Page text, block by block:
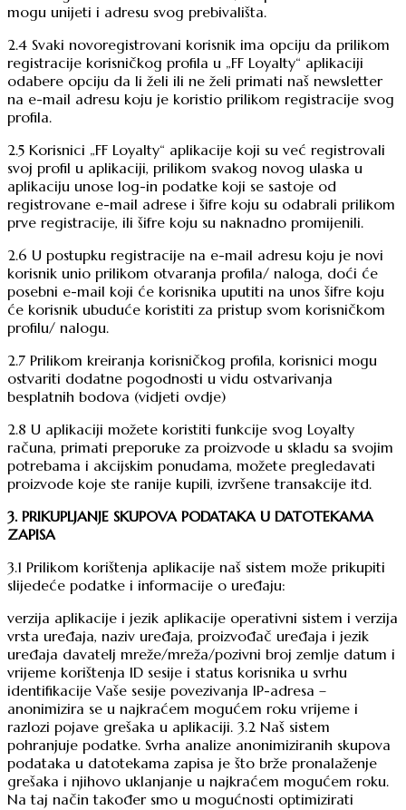
mogu unijeti i adresu svog prebivališta.
2.4 Svaki novoregistrovani korisnik ima opciju da prilikom
registracije korisničkog profila u „FF Loyalty“ aplikaciji
odabere opciju da li želi ili ne želi primati naš newsletter
na e-mail adresu koju je koristio prilikom registracije svog
profila.
2.5 Korisnici „FF Loyalty“ aplikacije koji su već registrovali
svoj profil u aplikaciji, prilikom svakog novog ulaska u
aplikaciju unose log-in podatke koji se sastoje od
registrovane e-mail adrese i šifre koju su odabrali prilikom
prve registracije, ili šifre koju su naknadno promijenili.
2.6 U postupku registracije na e-mail adresu koju je novi
korisnik unio prilikom otvaranja profila/ naloga, doći će
posebni e-mail koji će korisnika uputiti na unos šifre koju
će korisnik ubuduće koristiti za pristup svom korisničkom
profilu/ nalogu.
2.7 Prilikom kreiranja korisničkog profila, korisnici mogu
ostvariti dodatne pogodnosti u vidu ostvarivanja
besplatnih bodova (vidjeti ovdje)
2.8 U aplikaciji možete koristiti funkcije svog Loyalty
računa, primati preporuke za proizvode u skladu sa svojim
potrebama i akcijskim ponudama, možete pregledavati
proizvode koje ste ranije kupili, izvršene transakcije itd.
3. PRIKUPLJANJE SKUPOVA PODATAKA U DATOTEKAMA
ZAPISA
3.1 Prilikom korištenja aplikacije naš sistem može prikupiti
slijedeće podatke i informacije o uređaju:
verzija aplikacije i jezik aplikacije operativni sistem i verzija
vrsta uređaja, naziv uređaja, proizvođač uređaja i jezik
uređaja davatelj mreže/mreža/pozivni broj zemlje datum i
vrijeme korištenja ID sesije i status korisnika u svrhu
identifikacije Vaše sesije povezivanja IP-adresa –
anonimizira se u najkraćem mogućem roku vrijeme i
razlozi pojave grešaka u aplikaciji. 3.2 Naš sistem
pohranjuje podatke. Svrha analize anonimiziranih skupova
podataka u datotekama zapisa je što brže pronalaženje
grešaka i njihovo uklanjanje u najkraćem mogućem roku.
Na taj način također smo u mogućnosti optimizirati